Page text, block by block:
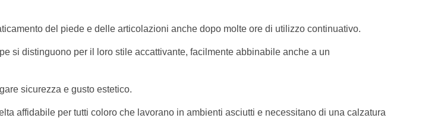
del piede e delle articolazioni anche dopo molte ore di utilizzo continuativo.
si distinguono per il loro stile accattivante, facilmente abbinabile anche a un
sicurezza e gusto estetico.
affidabile per tutti coloro che lavorano in ambienti asciutti e necessitano di una calzatura